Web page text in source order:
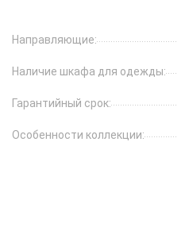
Направляющие:
Наличие шкафа для одежды:
Гарантийный срок:
Особенности коллекции: